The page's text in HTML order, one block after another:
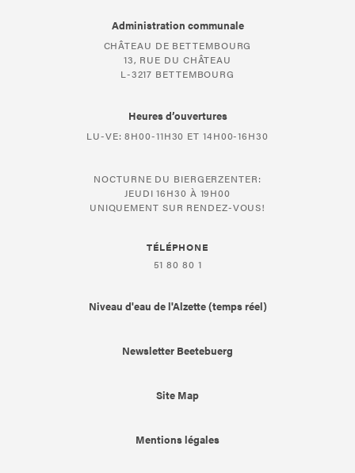
Administration communale
CHÂTEAU DE BETTEMBOURG
13, RUE DU CHÂTEAU
L-3217 BETTEMBOURG
Heures d’ouvertures
LU-VE: 8H00-11H30 ET 14H00-16H30
NOCTURNE DU BIERGERZENTER:
JEUDI 16H30 À 19H00
UNIQUEMENT SUR RENDEZ-VOUS!
TÉLÉPHONE
51 80 80 1
Niveau d'eau de l'Alzette (temps réel)
Newsletter Beetebuerg
Site Map
Mentions légales